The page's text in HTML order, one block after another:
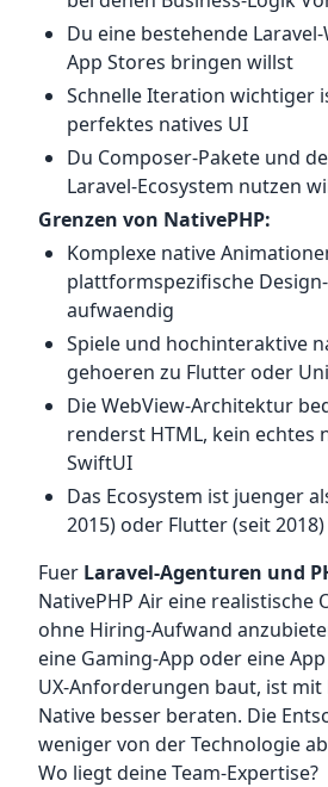
Du eine bestehende
App Stores bringen willst
Schnelle Iteration wichtiger
perfektes natives UI
Du Composer-Pakete und
Laravel-Ecosystem nutzen
Grenzen von NativePHP:
Komplexe native
plattformspezifische
aufwaendig
Spiele und hochinteraktive
gehoeren zu Flutter oder
Die WebView-Architektur
renderst HTML, kein echtes
SwiftUI
Das Ecosystem ist juenger
2015) oder Flutter (seit 2018)
Fuer Laravel-Agenturen und
NativePHP Air eine realistische
ohne Hiring-Aufwand
eine Gaming-App oder eine
UX-Anforderungen baut, ist
Native besser beraten. Die
weniger von der Technologie
Wo liegt deine Team-Expertise?